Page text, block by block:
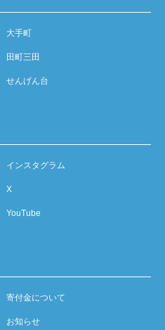
大手町
田町三田
せんげん台
インスタグラム
X
YouTube
寄付金について
お知らせ